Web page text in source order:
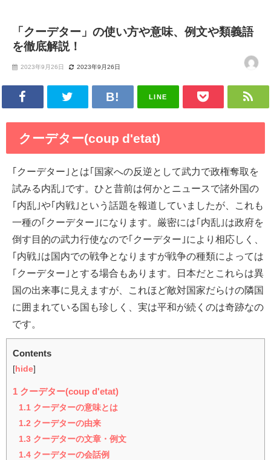
「クーデター」の使い方や意味、例文や類義語
を徹底解説！
2023年9月26日 2023年9月26日
LINE
クーデター(coup d'etat)
｢クーデター｣とは｢国家への反逆として武力で政権奪取を
試みる内乱｣です。ひと昔前は何かとニュースで諸外国の
｢内乱｣や｢内戦｣という話題を報道していましたが、これも
一種の｢クーデター｣になります。厳密には｢内乱｣は政府を
倒す目的の武力行使なので｢クーデター｣により相応しく、
｢内戦｣は国内での戦争となりますが戦争の種類によっては
｢クーデター｣とする場合もあります。日本だとこれらは異
国の出来事に見えますが、これほど敵対国家だらけの隣国
に囲まれている国も珍しく、実は平和が続くのは奇跡なの
です。
Contents
[ hide]
1 クーデター(coup d'etat)
1.1 クーデターの意味とは
1.2 クーデターの由来
1.3 クーデターの文章・例文
1.4 クーデターの会話例